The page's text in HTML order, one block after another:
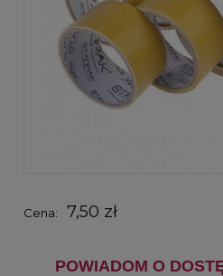
Cena: 7,50 zł
POWIADOM O